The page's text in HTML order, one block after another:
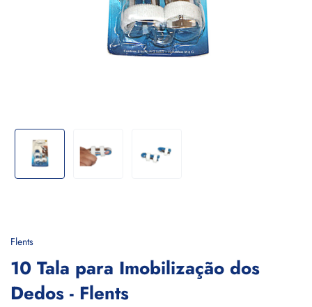
Flents
10 Tala para Imobilização dos
Dedos - Flents